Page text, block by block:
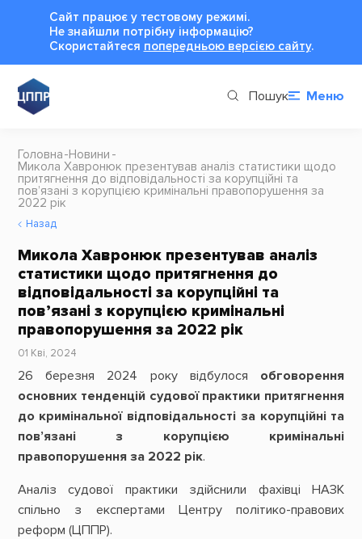
Сайт працює у тестовому режимі.
Не знайшли потрібну інформацію?
Cкористайтеся попередньою версією сайту.
Пошук Меню
Головна Новини
Микола Хавронюк презентував аналіз статистики щодо
притягнення до відповідальності за корупційні та
пов’язані з корупцією кримінальні правопорушення за
2022 рік
Назад
Микола Хавронюк презентував аналіз
статистики щодо притягнення до
відповідальності за корупційні та
пов’язані з корупцією кримінальні
правопорушення за 2022 рік
01 Кві, 2024
26 березня 2024 року відбулося обговорення
основних тенденцій судової практики притягнення
до кримінальної відповідальності за корупційні та
пов’язані з корупцією кримінальні
правопорушення за 2022 рік.
Аналіз судової практики здійснили фахівці НАЗК
спільно з експертами Центру політико-правових
реформ (ЦППР).